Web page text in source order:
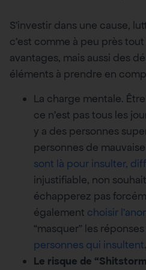
S’investir dans une cause,
c’est comme à peu près
avantages, mais aussi des
éléments à prendre en
La charge mentale.
ce n’est pas tous les
y a des personnes
personnes de
sont là pour insulter,
injustifiable, non
échapperez pas
également choisir
“masquer” les
personnes qui insultent.
Le risque de